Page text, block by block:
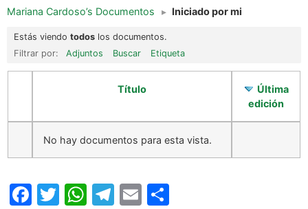
Mariana Cardoso’s Documentos ▸ Iniciado por mi
Estás viendo todos los documentos.
Filtrar por:
Adjuntos Buscar Etiqueta
Título
Última
edición
No hay documentos para esta vista.
Facebook
Twitter
WhatsApp
Telegram
Email